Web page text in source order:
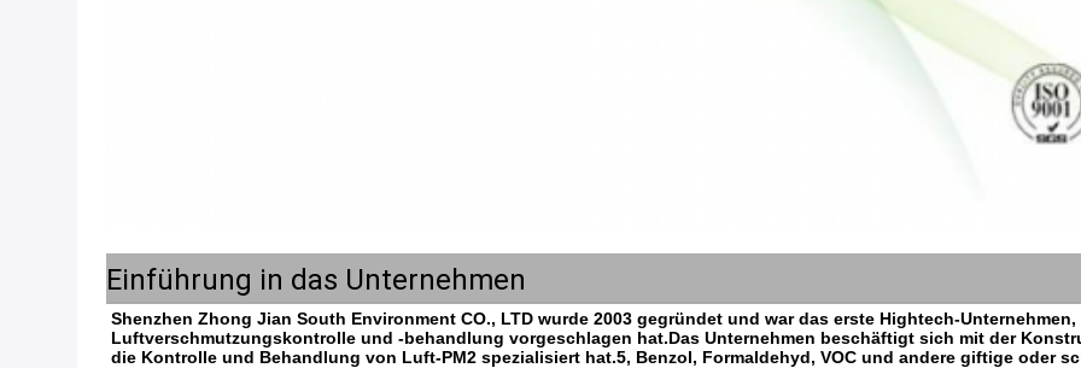
Einführung in das Unternehmen
Shenzhen Zhong Jian South Environment CO., LTD wurde 2003 gegründet und war das erste Hightech-
Luftverschmutzungskontrolle und -behandlung vorgeschlagen hat.Das Unternehmen beschäftigt sich mit der
die Kontrolle und Behandlung von Luft-PM2 spezialisiert hat.5, Benzol, Formaldehyd, VOC und andere giftige oder